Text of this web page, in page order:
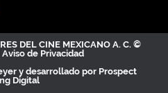
DEL CINE MEXICANO A. C. ©
Aviso de Privacidad
y desarrollado por Prospect
Digital